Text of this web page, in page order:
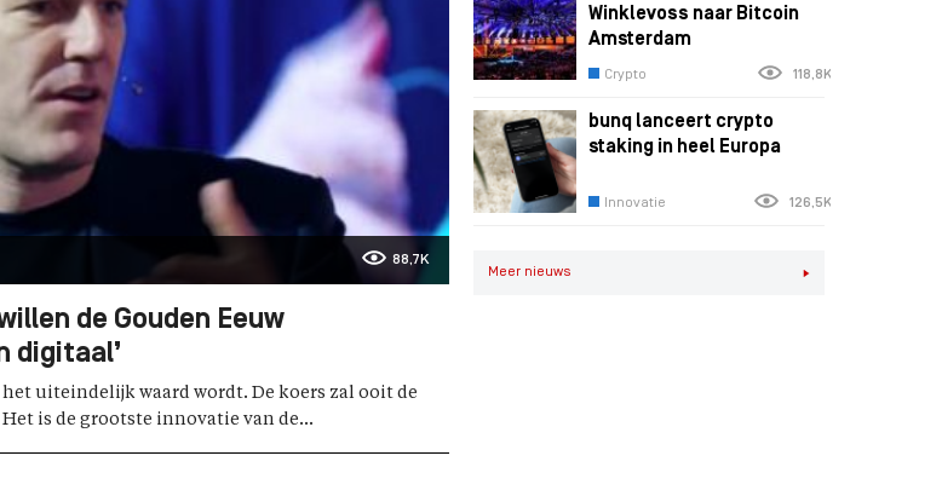
88,7K
de Gouden Eeuw
digitaal’
uiteindelijk waard wordt. De koers zal ooit de
is de grootste innovatie van de...
Winklevoss naar Bitcoin
Amsterdam
Crypto 118,8K
bunq lanceert crypto
staking in heel Europa
Innovatie 126,5K
Meer nieuws